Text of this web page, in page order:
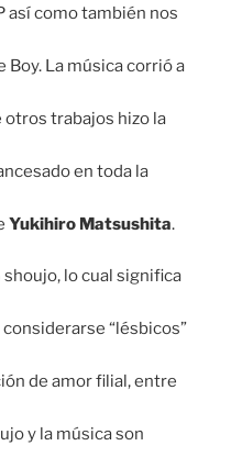
así como también nos
Boy. La música corrió a
otros trabajos hizo la
en toda la
Yukihiro Matsushita.
lo cual significa
“lésbicos”
de amor filial, entre
y la música son